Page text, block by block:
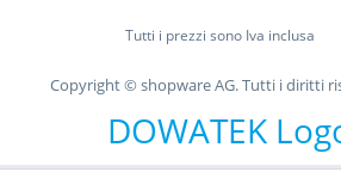
Tutti i prezzi sono Iva inclusa
Copyright © shopware AG. Tutti i diritti